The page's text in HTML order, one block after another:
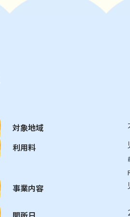
対象地域
利用料
事業内容